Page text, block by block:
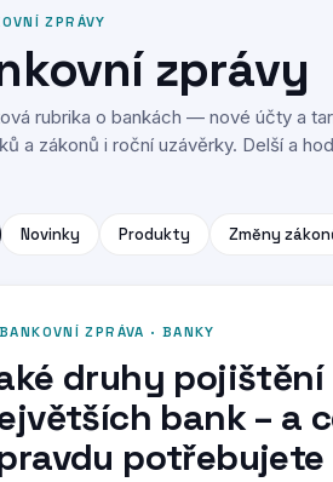
ZPRÁVY
zprávy
rubrika o bankách — nové účty a
a zákonů i roční uzávěrky. Delší a
Novinky Produkty Změny
BANKOVNÍ ZPRÁVA · BANKY
druhy
bank – a
potřebujete